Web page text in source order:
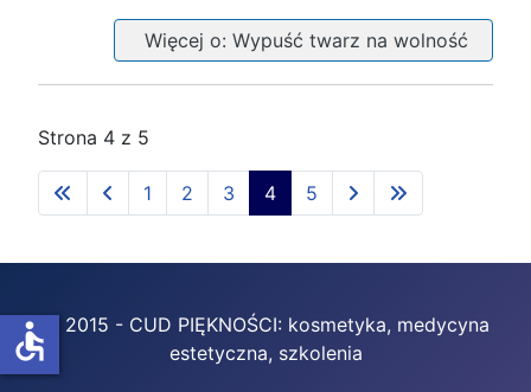
Więcej o: Wypuść twarz na wolność
Strona 4 z 5
1 2 3 4 5
© 2015 - CUD PIĘKNOŚCI: kosmetyka, medycyna
estetyczna, szkolenia
accessible